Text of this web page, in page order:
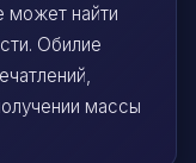
может найти
Обилие
массы